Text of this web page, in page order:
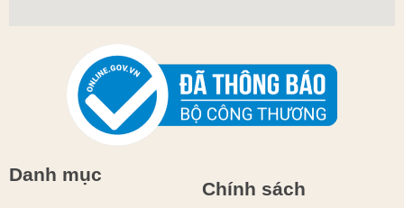
Danh mục
Chính sách